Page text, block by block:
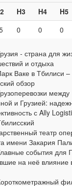
H3 H4
H5
0 0 0
- страна для
и отдыха
Ваке в Тбилиси –
обзор
между
и Грузией:
с Ally
театр
имени Закария
события для
на неё влияние